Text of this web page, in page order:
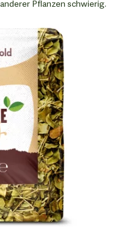
Pflanzen schwierig.